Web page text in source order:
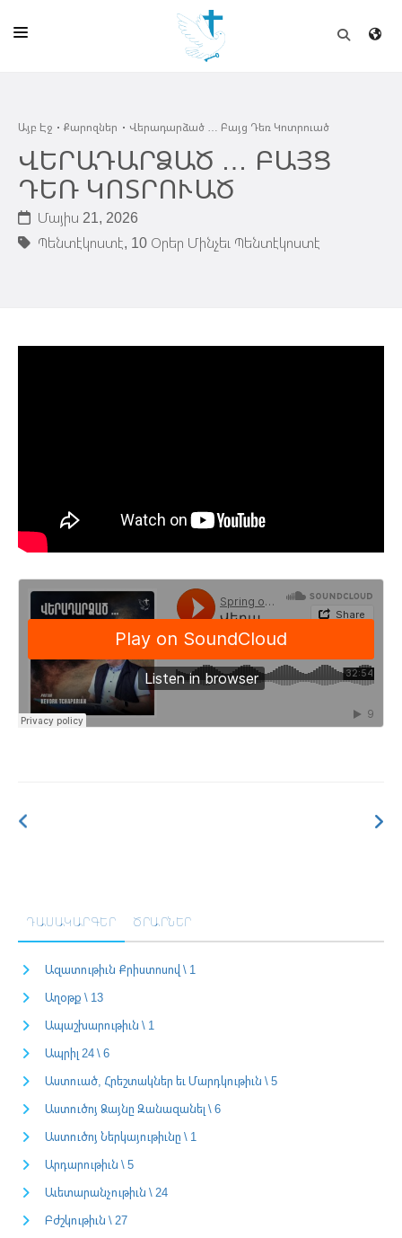
ԵԿԵՂԵՑԻ
ՈՒՂԻՂ
ԴՊՐՈՑ
ՀՐԱՊԱՐԱԿՈՒՄՆԵՐ
Այբ Էջ Քարոզներ Վերադարձած … Բայց Դեռ Կոտրուած
ՎԵՐԱԴԱՐՁԱԾ … ԲԱՅՑ
ԴԵՌ ԿՈՏՐՈՒԱԾ
Մայիս 21, 2026
Պենտէկոստէ, 10 Օրեր Մինչեւ Պենտէկոստէ
ԴԱՍԱԿԱՐԳԵՐ ԾՐԱՐՆԵՐ
Ազատութիւն Քրիստոսով \ 1
Աղօթք \ 13
Ապաշխարութիւն \ 1
Ապրիլ 24 \ 6
Աստուած, Հրեշտակներ եւ Մարդկութիւն \ 5
Աստուծոյ Ձայնը Զանազանել \ 6
Աստուծոյ Ներկայութիւնը \ 1
Արդարութիւն \ 5
Աւետարանչութիւն \ 24
Բժշկութիւն \ 27